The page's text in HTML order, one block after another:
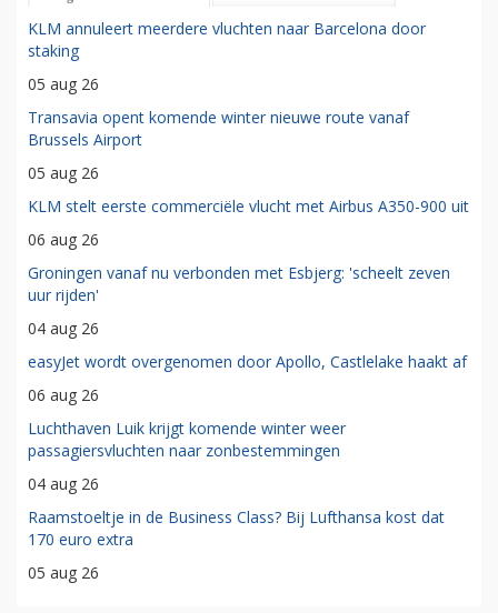
KLM annuleert meerdere vluchten naar Barcelona door
staking
05 aug 26
Transavia opent komende winter nieuwe route vanaf
Brussels Airport
05 aug 26
KLM stelt eerste commerciële vlucht met Airbus A350-900 uit
06 aug 26
Groningen vanaf nu verbonden met Esbjerg: 'scheelt zeven
uur rijden'
04 aug 26
easyJet wordt overgenomen door Apollo, Castlelake haakt af
06 aug 26
Luchthaven Luik krijgt komende winter weer
passagiersvluchten naar zonbestemmingen
04 aug 26
Raamstoeltje in de Business Class? Bij Lufthansa kost dat
170 euro extra
05 aug 26